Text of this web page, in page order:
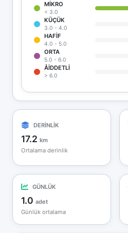
MIKRO
< 3.0
KÜÇÜK
3.0 - 4.0
HAFIF
4.0 - 5.0
ORTA
5.0 - 6.0
ÅIDDETLI
> 6.0
DERİNLİK
17.2 km
Ortalama derinlik
GÜNLÜK
1.0 adet
Günlük ortalama